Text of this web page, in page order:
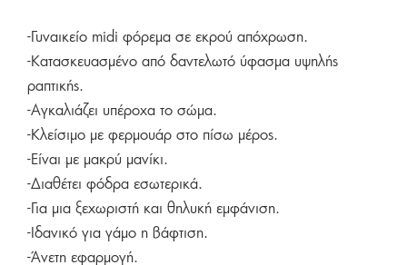
-Γυναικείο midi φόρεμα σε εκρού απόχρωση.
-Κατασκευασμένο από δαντελωτό ύφασμα υψηλής
ραπτικής.
-Αγκαλιάζει υπέροχα το σώμα.
-Κλείσιμο με φερμουάρ στο πίσω μέρος.
-Είναι με μακρύ μανίκι.
-Διαθέτει φόδρα εσωτερικά.
-Για μια ξεχωριστή και θηλυκή εμφάνιση.
-Ιδανικό για γάμο η βάφτιση.
-Άνετη εφαρμογή.